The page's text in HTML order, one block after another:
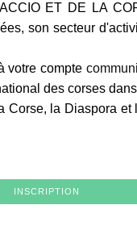
ET DE LA
son secteur
votre compte
des corses
la Diaspora et
INSCRIPTION